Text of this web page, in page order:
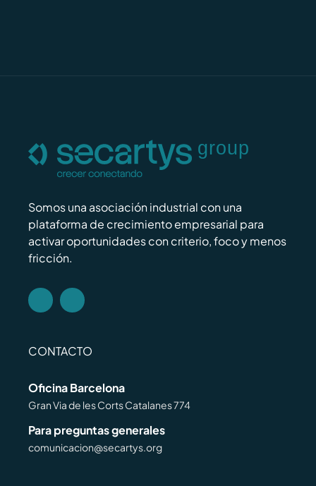
Somos una asociación industrial con una
plataforma de crecimiento empresarial para
activar oportunidades con criterio, foco y menos
fricción.
CONTACTO
Oficina Barcelona
Gran Via de les Corts Catalanes 774
Para preguntas generales
comunicacion@secartys.org